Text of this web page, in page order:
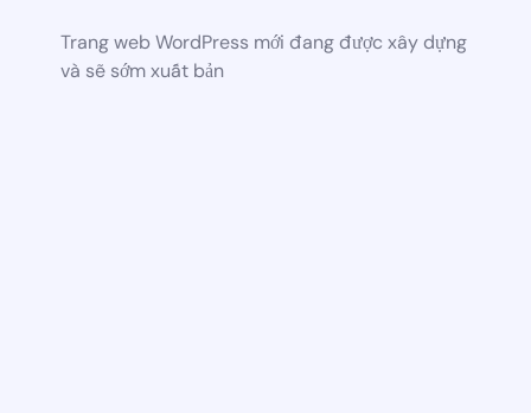
Trang web WordPress mới đang được xây dựng
và sẽ sớm xuất bản